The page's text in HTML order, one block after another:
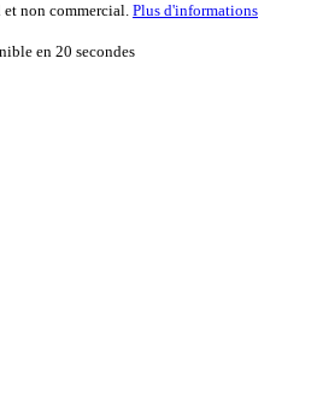
et non commercial. Plus d'informations
en 20 secondes